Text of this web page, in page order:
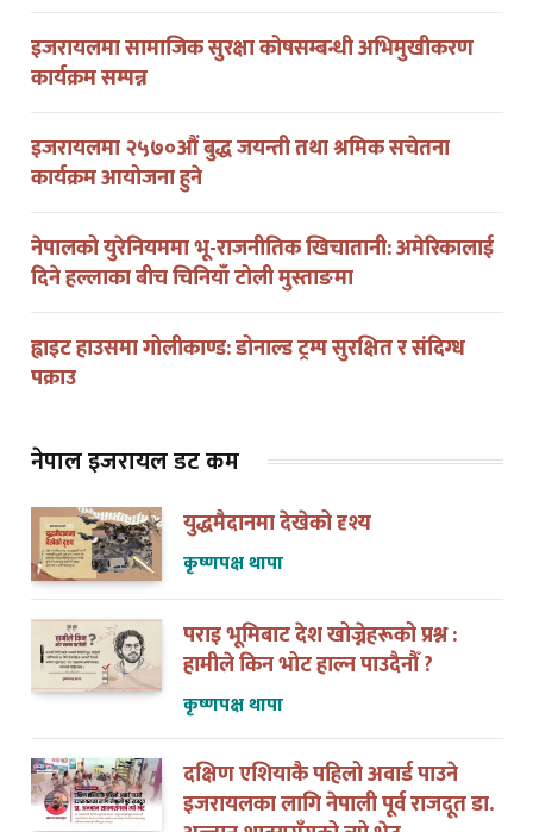
इजरायलमा सामाजिक सुरक्षा कोषसम्बन्धी अभिमुखीकरण
कार्यक्रम सम्पन्न
इजरायलमा २५७०औं बुद्ध जयन्ती तथा श्रमिक सचेतना
कार्यक्रम आयोजना हुने
नेपालको युरेनियममा भू-राजनीतिक खिचातानी: अमेरिकालाई
दिने हल्लाका बीच चिनियाँ टोली मुस्ताङमा
ह्वाइट हाउसमा गोलीकाण्ड: डोनाल्ड ट्रम्प सुरक्षित र संदिग्ध
पक्राउ
नेपाल इजरायल डट कम
युद्धमैदानमा देखेको दृश्य
कृष्णपक्ष थापा
पराइ भूमिबाट देश खोज्नेहरूको प्रश्न :
हामीले किन भोट हाल्न पाउदैनौँ ?
कृष्णपक्ष थापा
दक्षिण एशियाकै पहिलो अवार्ड पाउने
इजरायलका लागि नेपाली पूर्व राजदूत डा.
अन्जान शाक्यसँगको त्यो भेट